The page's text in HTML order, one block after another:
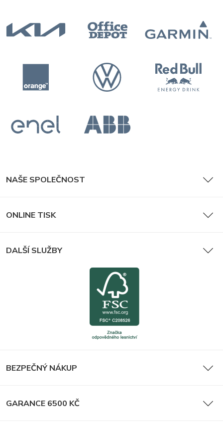
NAŠE SPOLEČNOST
ONLINE TISK
DALŠÍ SLUŽBY
BEZPEČNÝ NÁKUP
GARANCE 6500 KČ